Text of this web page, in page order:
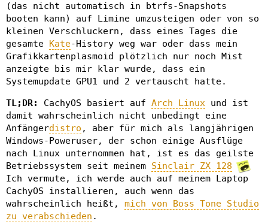
(das nicht automatisch in btrfs-Snapshots
booten kann) auf Limine umzusteigen oder von so
kleinen Verschluckern, dass eines Tages die
gesamte
Kate-History weg war oder dass mein
Grafikkartenplasmoid plötzlich nur noch Mist
anzeigte bis mir klar wurde, dass ein
Systemupdate GPU1 und 2 vertauscht hatte.
TL;DR: CachyOS basiert auf Arch Linux und ist
damit wahrscheinlich nicht unbedingt eine
Anfängerdistro , aber für mich als langjährigen
Windows-Poweruser, der schon einige Ausflüge
nach Linux unternommen hat, ist es das geilste
Betriebssystem seit meinem Sinclair ZX 128
Ich vermute, ich werde auch auf meinem Laptop
CachyOS installieren, auch wenn das
wahrscheinlich heißt, mich von Boss Tone Studio
zu verabschieden .